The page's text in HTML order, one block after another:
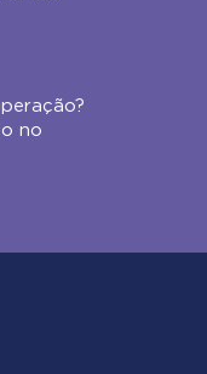
no